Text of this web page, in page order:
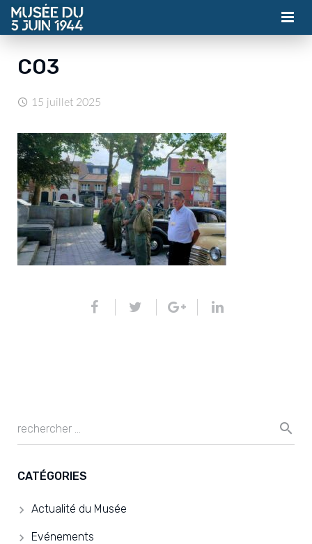
VISITES
CONTACT
BILLETTERIE
CO3
15 juillet 2025
CATÉGORIES
Actualité du Musée
Evénements